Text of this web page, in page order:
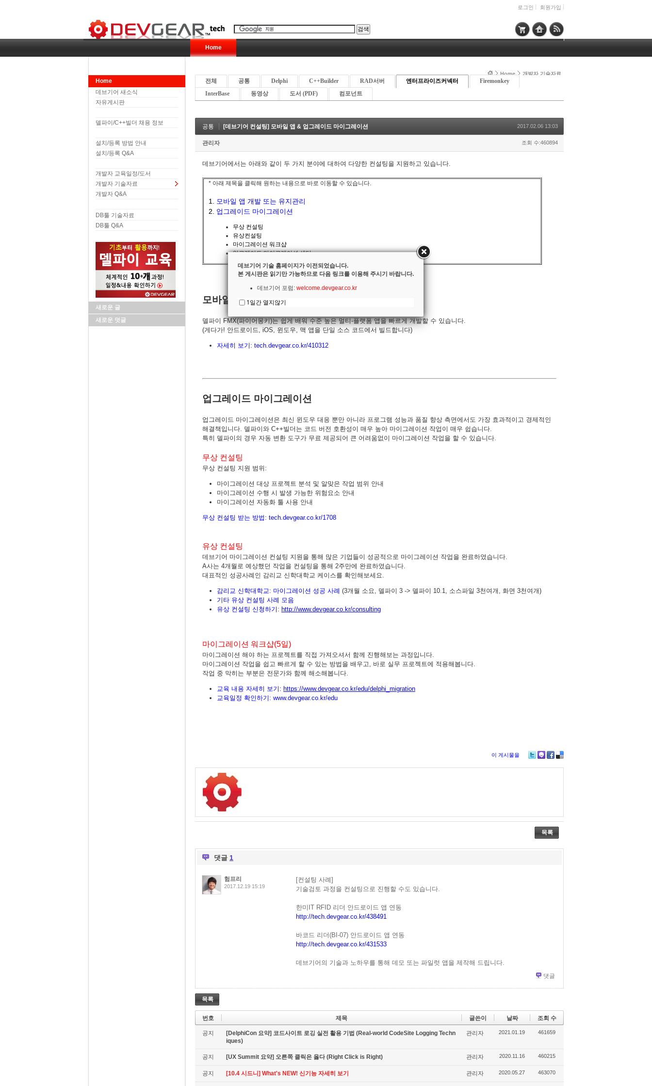
로그인 회원가입
Home
Home
데브기어 새소식
자유게시판
델파이/C++빌더 채용 정보
설치/등록 방법 안내
설치/등록 Q&A
개발자 교육일정/도서
개발자 기술자료
개발자 Q&A
DB툴 기술자료
DB툴 Q&A
새로운 글
새로운 덧글
Home 개발자 기술자료
전체 공통 Delphi C++Builder RAD서버 엔터프라이즈커넥터
Firemonkey
InterBase
동영상 도서 (PDF) 컴포넌트
공통 [데브기어 컨설팅] 모바일 앱 & 업그레이드 마이그레이션 2017.02.06 13:03
관리자 조회 수:460894
데브기어에서는 아래와 같이 두 가지 분야에 대하여 다양한 컨설팅을 지원하고 있습니다.
* 아래 제목을 클릭해 원하는 내용으로 바로 이동할 수 있습니다.
1.
모바일 앱 개발 또는 유지관리
2. 업그레이드 마이그레이션
무상 컨설팅
유상컨설팅
마이그레이션 워크샵
업그레이드 마이그레이션 센터
모바일 앱 개발 또는 유지관리
델파이 FMX(파이어몽키)는 쉽게 배워 수준 높은 멀티-플랫폼 앱을 빠르게 개발할 수 있습니다.
(게다가! 안드로이드, iOS, 윈도우, 맥 앱을 단일 소스 코드에서 빌드합니다)
자세히 보기: tech.devgear.co.kr/410312
업그레이드 마이그레이션
업그레이드 마이그레이션은 최신 윈도우 대응 뿐만 아니라 프로그램 성능과 품질 향상 측면에서도 가장 효과적이고 경제적인
해결책입니다. 델파이와 C++빌더는 코드 버전 호환성이 매우 높아 마이그레이션 작업이 매우 쉽습니다.
특히 델파이의 경우 자동 변환 도구가 무료 제공되어 큰 어려움없이 마이그레이션 작업을 할 수 있습니다.
무상 컨설팅
무상 컨설팅 지원 범위:
마이그레이션 대상 프로젝트 분석 및 알맞은 작업 범위 안내
마이그레이션 수행 시 발생 가능한 위험요소 안내
마이그레이션 자동화 툴 사용 안내
무상 컨설팅 받는 방법: tech.devgear.co.kr/1708
유상 컨설팅
데브기어 마이그레이션 컨설팅 지원을 통해 많은 기업들이 성공적으로 마이그레이션 작업을 완료하였습니다.
A사는 4개월로 예상했던 작업을 컨설팅을 통해 2주만에 완료하였습니다.
대표적인 성공사례인 감리교 신학대학교 케이스를 확인해보세요.
감리교 신학대학교: 마이그레이션 성공 사례 (3개월 소요, 델파이 3 -> 델파이 10.1, 소스파일 3천여개, 화면 3천여개)
기타 유상 컨설팅 사례 모음
유상 컨설팅 신청하기: http://www.devgear.co.kr/consulting
마이그레이션 워크샵(5일)
마이그레이션 해야 하는 프로젝트를 직접 가져오셔서 함께 진행해보는 과정입니다.
마이그레이션 작업을 쉽고 빠르게 할 수 있는 방법을 배우고, 바로 실무 프로젝트에 적용해봅니다.
작업 중 막히는 부분은 전문가와 함께 해소해봅니다.
교육 내용 자세히 보기: https://www.devgear.co.kr/edu/delphi_migration
교육일정 확인하기: www.devgear.co.kr/edu
이 게시물을
목록
댓글 1
험프리
2017.12.19 15:19
[컨설팅 사례]
기술검토 과정을 컨설팅으로 진행할 수도 있습니다.
한미IT RFID 리더 안드로이드 앱 연동
http://tech.devgear.co.kr/438491
바코드 리더(BI-07) 안드로이드 앱 연동
http://tech.devgear.co.kr/431533
데브기어의 기술과 노하우를 통해 데모 또는 파일럿 앱을 제작해 드립니다.
댓글
목록
번호 제목 글쓴이 날짜 조회 수
공지
[DelphiCon 요약] 코드사이트 로깅 실전 활용 기법 (Real-world CodeSite Logging Techn
iques)
관리자 2021.01.19 461659
공지 [UX Summit 요약] 오른쪽 클릭은 옳다 (Right Click is Right) 관리자 2020.11.16 460215
공지 [10.4 시드니] What's NEW! 신기능 자세히 보기 관리자 2020.05.27 463070
데브기어 기술 홈페이지가 이전되었습니다.
본 게시판은 읽기만 가능하므로 다음 링크를 이용해 주시기 바랍니다.
데브기어 포럼: welcome.devgear.co.kr
1일간 열지않기